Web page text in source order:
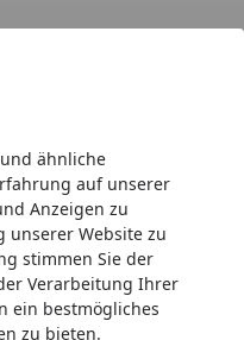
ähnliche
auf unserer
Anzeigen zu
unserer Website zu
stimmen Sie der
Verarbeitung Ihrer
ein bestmögliches
zu bieten.
Bubeck Carrot Snack
Hundesnack